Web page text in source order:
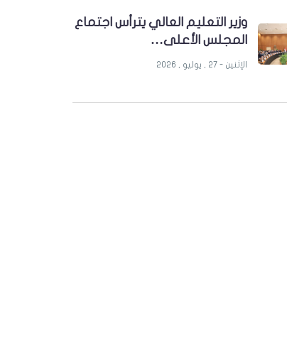
وزير التعليم العالي يترأس اجتماع
المجلس الأعلى…
الإثنين - 27 , يوليو , 2026